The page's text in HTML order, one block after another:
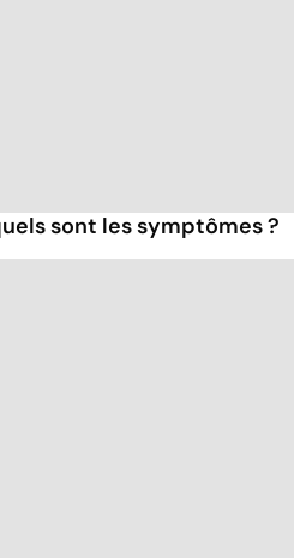
sont les symptômes ?